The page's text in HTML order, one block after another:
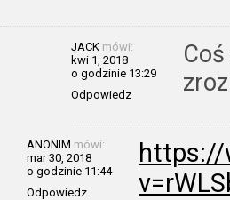
JACK mówi:
kwi 1, 2018
o godzinie 13:29
Odpowiedz
ANONIM mówi:
mar 30, 2018
o godzinie 11:44
Odpowiedz
https://